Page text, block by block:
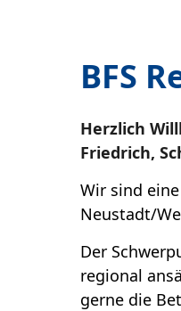
BFS
Herzlich
Friedrich,
Wir sind
Neustadt/
Der
regional
gerne die